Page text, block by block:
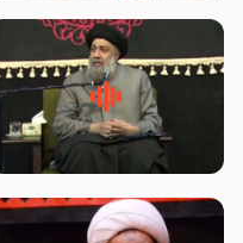
لقب حضرت رقیه سلام الله علیها به
چه معناست – حجت الاسلام علوی